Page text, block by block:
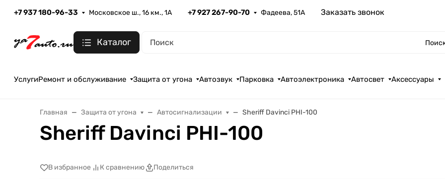
+7 937 180-96-33 Московское ш., 16 км., 1А +7 927 267-90-70 Фадеева, 51А Заказать звонок
Каталог
УслугиРемонт и обслуживание Защита от угона Автозвук Парковка Автоэлектроника Автосвет Аксессуары
Главная Защита от угона Автосигнализации Sheriff Davinci PHI-100
Sheriff Davinci PHI-100
В избранное К сравнению Поделиться